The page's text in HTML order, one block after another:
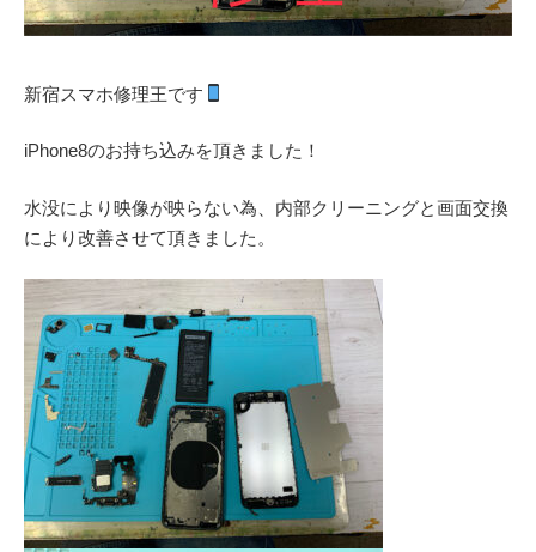
新宿スマホ修理王です
iPhone8のお持ち込みを頂きました！
水没により映像が映らない為、内部クリーニングと画面交換
により改善させて頂きました。